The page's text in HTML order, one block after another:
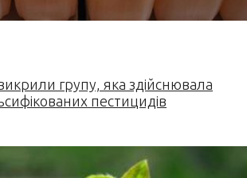
групу, яка здійснювала
пестицидів